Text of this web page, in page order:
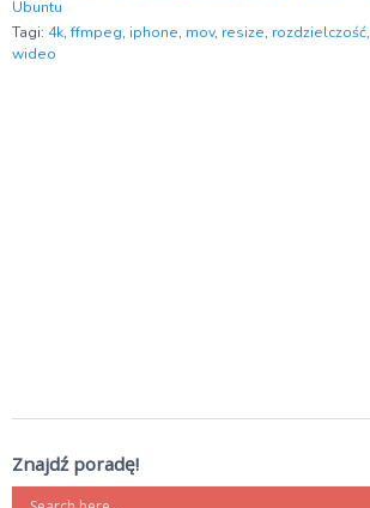
Ubuntu
Tagi: 4k, ffmpeg, iphone, mov, resize, rozdzielczość,
wideo
Znajdź poradę!